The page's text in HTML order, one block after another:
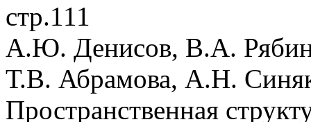
стр.111
А.Ю. Денисов, В.А.
Т.В. Абрамова, А.Н.
Пространственная